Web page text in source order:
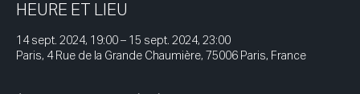
HEURE ET LIEU
14 sept. 2024, 19:00 – 15 sept. 2024, 23:00
Paris, 4 Rue de la Grande Chaumière, 75006 Paris, France